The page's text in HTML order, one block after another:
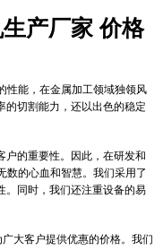
产厂家 价格
性能，在金属加工领域独领风
的切割能力，还以出色的稳定
户的重要性。因此，在研发和
的心血和智慧。我们采用了
。同时，我们还注重设备的易
大客户提供优惠的价格。我们